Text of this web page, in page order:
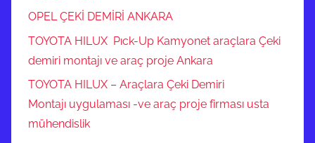
OPEL ÇEKİ DEMİRİ ANKARA
TOYOTA HILUX Pıck-Up Kamyonet araçlara Çeki
demiri montajı ve araç proje Ankara
TOYOTA HILUX – Araçlara Çeki Demiri
Montajı uygulaması -ve araç proje firması usta
mühendislik